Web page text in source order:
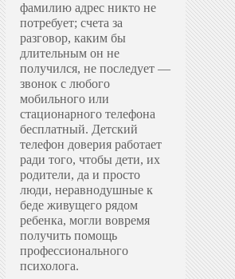
фамилию адрес никто не
потребует; счета за
разговор, каким бы
длительным он не
получился, не последует —
звонок с любого
мобильного или
стационарного телефона
бесплатный. Детский
телефон доверия работает
ради того, чтобы дети, их
родители, да и просто
люди, неравнодушные к
беде живущего рядом
ребенка, могли вовремя
получить помощь
профессионального
психолога.